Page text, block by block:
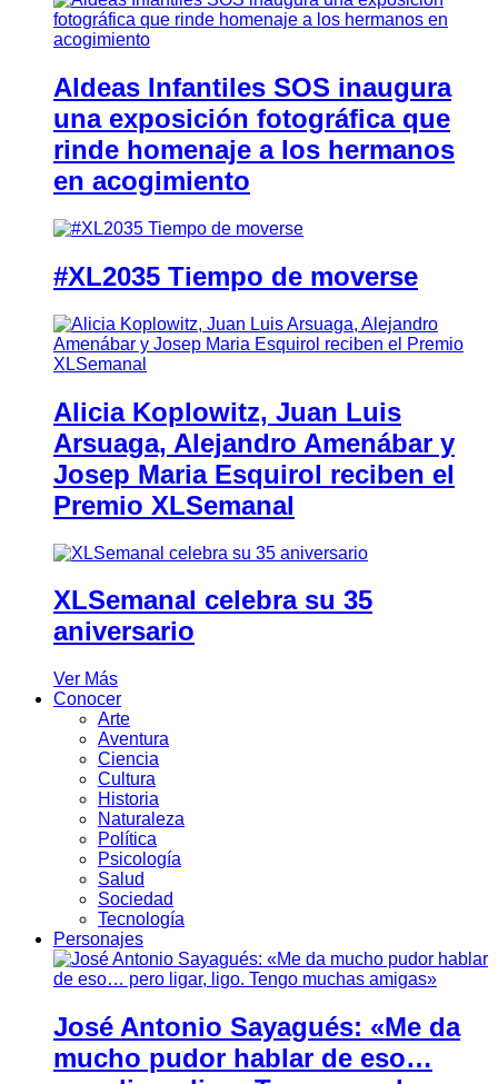
Aldeas Infantiles SOS inaugura
una exposición fotográfica que
rinde homenaje a los hermanos
en acogimiento
#XL2035 Tiempo de moverse
Alicia Koplowitz, Juan Luis
Arsuaga, Alejandro Amenábar y
Josep Maria Esquirol reciben el
Premio XLSemanal
XLSemanal celebra su 35
aniversario
Ver Más
Conocer
Arte
Aventura
Ciencia
Cultura
Historia
Naturaleza
Política
Psicología
Salud
Sociedad
Tecnología
Personajes
José Antonio Sayagués: «Me da
mucho pudor hablar de eso…